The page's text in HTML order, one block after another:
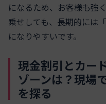
になるため、お客様も強
乗せしても、長期的には
になりやすいです。
現金割引とカー
ゾーンは？現場
を探る